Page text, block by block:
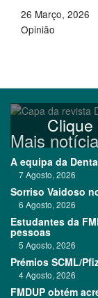
26 Março, 2026
Opinião
Mais
A equipa da
7 Agosto, 2026
Sorriso Vaidoso
6 Agosto, 2026
Estudantes da
pessoas
5 Agosto, 2026
Prémios SCML/
4 Agosto, 2026
FMDUP obtém